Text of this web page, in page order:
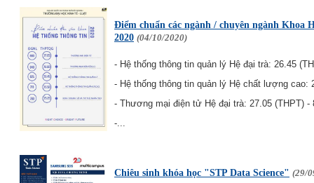
Điểm chuẩn các ngành / chuyên ngành Khoa
2020 (04/10/2020)
- Hệ thống thông tin quản lý Hệ đại trà: 26.45
- Hệ thống thông tin quản lý Hệ chất lượng cao:
- Thương mại điện tử Hệ đại trà: 27.05 (THPT) -
-...
Chiêu sinh khóa học "STP Data Science" (29/